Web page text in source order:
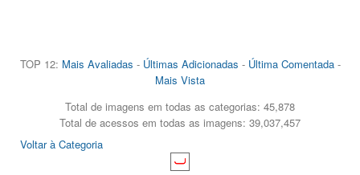
TOP 12: Mais Avaliadas - Últimas Adicionadas - Última Comentada-
Mais Vista
Total de imagens em todas as categorias: 45,878
Total de acessos em todas as imagens: 39,037,457
Voltar à Categoria